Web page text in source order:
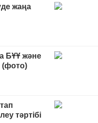
жаңа
БҰҰ және
(фото)
тәртібі